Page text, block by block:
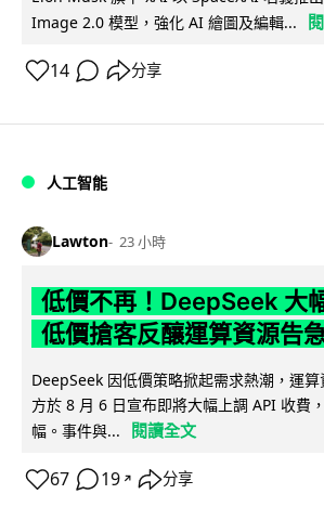
Image 2.0 模型，強化 AI 繪圖及編輯...
14 分享
人工智能
Lawton 23 小時
低價不再！DeepSeek 大
低價搶客反釀運算資源告
DeepSeek 因低價策略掀起需求熱潮，運
方於 8 月 6 日宣布即將大幅上調 API 收費
幅。事件與...
閱讀全文
67 19 ↗ 分享